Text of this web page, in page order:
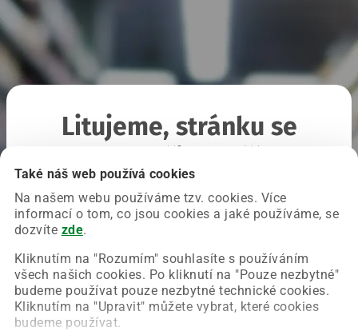
Také náš web používá cookies
Na našem webu používáme tzv. cookies. Více
informací o tom, co jsou cookies a jaké používáme, se
dozvíte zde.
Kliknutím na "Rozumím" souhlasíte s používáním
všech našich cookies. Po kliknutí na "Pouze nezbytné"
budeme používat pouze nezbytné technické cookies.
Kliknutím na "Upravit" můžete vybrat, které cookies
budeme používat.
Litujeme, stránku se
Chyba nastala na naší straně a už ji opravujeme.
Zkuste prosím znovu načíst požadovanou stránku.
Obnovit stránku Úvodní strana